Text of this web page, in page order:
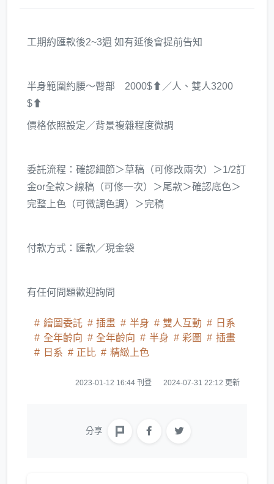
工期約匯款後2~3週 如有延後會提前告知
半身範圍約腰～臀部 2000$⬆／人、雙人3200
$⬆
價格依照設定／背景複雜程度微調
委託流程：確認細節＞草稿（可修改兩次）＞1/2訂
金or全款＞線稿（可修一次）＞尾款＞確認底色＞
完整上色（可微調色調）＞完稿
付款方式：匯款／現金袋
有任何問題歡迎詢問
繪圖委託 插畫 半身 雙人互動
日系
全年齡向
全年齡向 半身 彩圖
插畫
日系
正比 精緻上色
2023-01-12 16:44 刊登 2024-07-31 22:12 更新
分享